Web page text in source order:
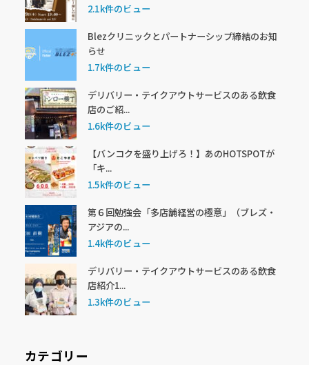
2.1k件のビュー
Blezクリニックとパートナーシップ締結のお知
らせ
1.7k件のビュー
デリバリー・テイクアウトサービスのある飲食
店のご紹...
1.6k件のビュー
【バンコクを盛り上げろ！】あのHOTSPOTが
「キ...
1.5k件のビュー
第６回勉強会「多店舗経営の極意」（ブレズ・
アジアの...
1.4k件のビュー
デリバリー・テイクアウトサービスのある飲食
店紹介1...
1.3k件のビュー
カテゴリー